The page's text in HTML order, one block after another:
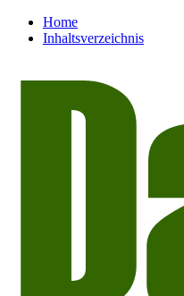
Home
Inhaltsverzeichnis